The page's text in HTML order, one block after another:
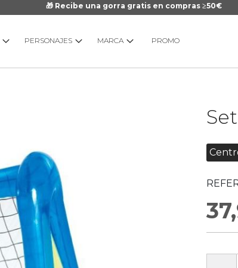
🎁 Recibe una gorra gratis en compras ≥50€
PERSONAJES MARCA PROMO
imágenes